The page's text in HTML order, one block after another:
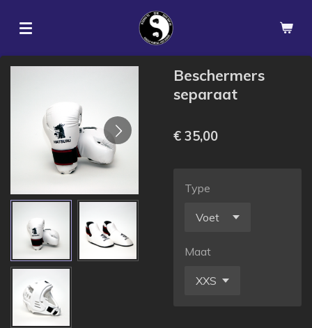
direct
de
Beschermers
separaat
€ 35,00
Type
Maat